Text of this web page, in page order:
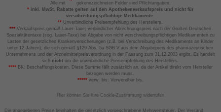
Alle mit
gekennzeichneten Felder sind Pflichtangaben.
*inkl. MwSt. Rabatte gelten auf den Apothekenverkaufspreis und nicht für
verschreibungspflichtige Medikamente.
** Unverbindliche Preisempfehlung des Herstellers.
*** Verkaufspreis gemäß Lauer-Taxe; verbindlicher Abrechnungspreis nach der Großen Deutschen
Spezialitätentaxe (sog. Lauer-Taxe) bei Abgabe von nicht verschreibungspflichtigen Medikamenten zu
Lasten der gesetzlichen Krankenversicherungen (z.B. bei Verschreibung des Medikaments an Kinder
unter 12 Jahren), die sich gemäß §129 Abs. 5a SGB V aus dem Abgabepreis des pharmazeutischen
Unternehmens und der Arzneimittelpreisverordnung in der Fassung zum 31.12.2003 ergibt. Es handelt
sich nicht um die unverbindliche Preisempfehlung des Herstellers.
****BK: Beschaffungskosten. Diese Summe fällt zusätzlich an, da der Artikel direkt vom Hersteller
bezogen werden muss.
*****verw. bis: Verwendbar bis.
Hier können Sie Ihre Cookie-Zustimmung widerrufen
Die angegebenen Preise beinhalten die gesetzlich vorgeschriebene Mehrwertsteuer. Der Versand